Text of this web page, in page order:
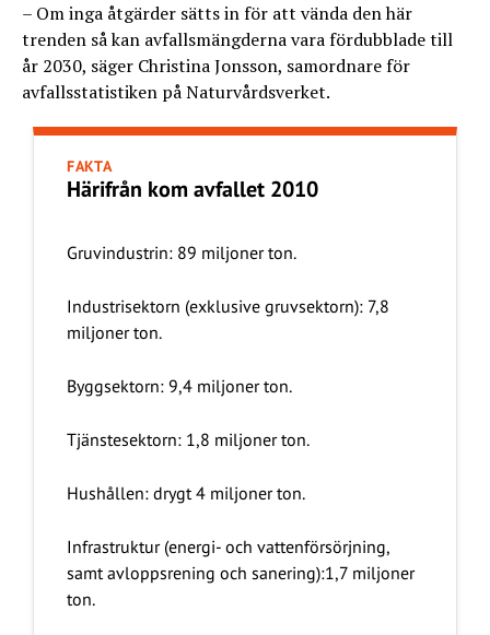
– Om inga åtgärder sätts in för att vända den här
trenden så kan avfallsmängderna vara fördubblade till
år 2030, säger Christina Jonsson, samordnare för
avfallsstatistiken på Naturvårdsverket.
FAKTA
Härifrån kom avfallet 2010
Gruvindustrin: 89 miljoner ton.
Industrisektorn (exklusive gruvsektorn): 7,8
miljoner ton.
Byggsektorn: 9,4 miljoner ton.
Tjänstesektorn: 1,8 miljoner ton.
Hushållen: drygt 4 miljoner ton.
Infrastruktur (energi- och vattenförsörjning,
samt avloppsrening och sanering):1,7 miljoner
ton.